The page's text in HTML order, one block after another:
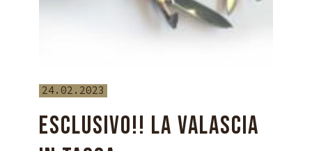
24.02.2023
ESCLUSIVO!! LA VALASCIA